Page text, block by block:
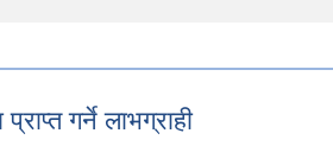
गर्ने लाभग्राही